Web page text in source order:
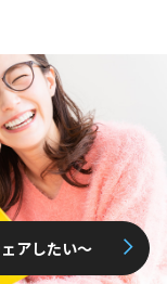
アしたい〜